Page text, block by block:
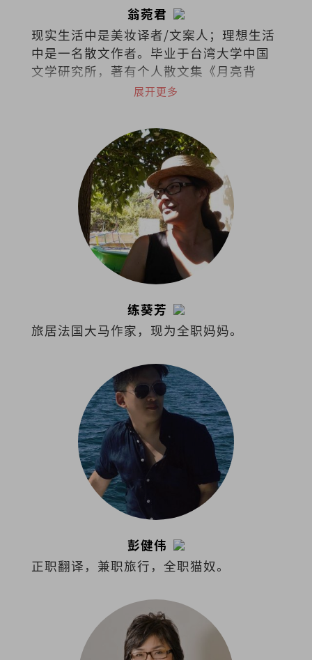
翁菀君
现实生活中是美妆译者/文案人；理想生活
中是一名散文作者。毕业于台湾大学中国
文学研究所，著有个人散文集《月亮背
面》和《文字烧》。喜欢跑步、放空、撸
书，爱面包也爱梦想，集所有矛盾于一身
的困惑之人。
展开更多
练葵芳
旅居法国大马作家，现为全职妈妈。
彭健伟
正职翻译，兼职旅行，全职猫奴。